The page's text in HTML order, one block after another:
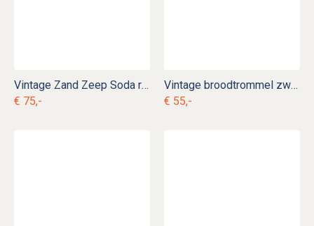
Vintage Zand Zeep Soda rek e. c 1
€ 75,-
Vintage broodtrommel zwart en creme e. ok 5
€ 55,-